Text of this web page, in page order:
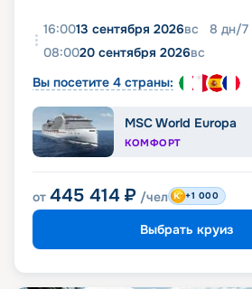
16:0013 сентября 2026вс 8 дн/7
08:0020 сентября 2026вс
Вы посетите 4 страны:
MSC World Europa
КОМФОРТ
от 445 414 ₽ /чел +1 000
Выбрать круиз